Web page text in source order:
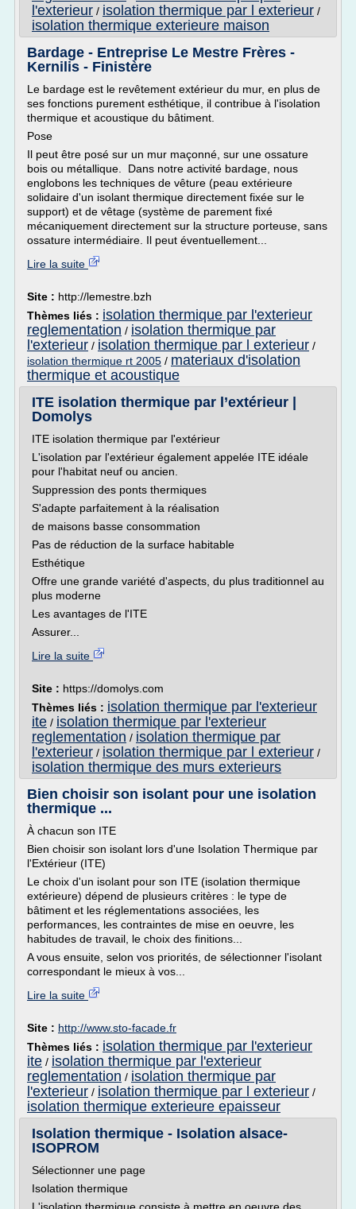
l'exterieur / isolation thermique par l exterieur /
isolation thermique exterieure maison
Bardage - Entreprise Le Mestre Frères -
Kernilis - Finistère
Le bardage est le revêtement extérieur du mur, en plus de
ses fonctions purement esthétique, il contribue à l'isolation
thermique et acoustique du bâtiment.
Pose
Il peut être posé sur un mur maçonné, sur une ossature
bois ou métallique. Dans notre activité bardage, nous
englobons les techniques de vêture (peau extérieure
solidaire d'un isolant thermique directement fixée sur le
support) et de vêtage (système de parement fixé
mécaniquement directement sur la structure porteuse, sans
ossature intermédiaire. Il peut éventuellement...
Lire la suite
Site : http://lemestre.bzh
Thèmes liés : isolation thermique par l'exterieur
reglementation / isolation thermique par
l'exterieur / isolation thermique par l exterieur /
isolation thermique rt 2005 / materiaux d'isolation
thermique et acoustique
ITE isolation thermique par l’extérieur |
Domolys
ITE isolation thermique par l'extérieur
L'isolation par l'extérieur également appelée ITE idéale
pour l'habitat neuf ou ancien.
Suppression des ponts thermiques
S'adapte parfaitement à la réalisation
de maisons basse consommation
Pas de réduction de la surface habitable
Esthétique
Offre une grande variété d'aspects, du plus traditionnel au
plus moderne
Les avantages de l'ITE
Assurer...
Lire la suite
Site : https://domolys.com
Thèmes liés : isolation thermique par l'exterieur
ite / isolation thermique par l'exterieur
reglementation / isolation thermique par
l'exterieur / isolation thermique par l exterieur /
isolation thermique des murs exterieurs
Bien choisir son isolant pour une isolation
thermique ...
À chacun son ITE
Bien choisir son isolant lors d'une Isolation Thermique par
l'Extérieur (ITE)
Le choix d'un isolant pour son ITE (isolation thermique
extérieure) dépend de plusieurs critères : le type de
bâtiment et les réglementations associées, les
performances, les contraintes de mise en oeuvre, les
habitudes de travail, le choix des finitions...
A vous ensuite, selon vos priorités, de sélectionner l'isolant
correspondant le mieux à vos...
Lire la suite
Site : http://www.sto-facade.fr
Thèmes liés : isolation thermique par l'exterieur
ite / isolation thermique par l'exterieur
reglementation / isolation thermique par
l'exterieur / isolation thermique par l exterieur /
isolation thermique exterieure epaisseur
Isolation thermique - Isolation alsace-
ISOPROM
Sélectionner une page
Isolation thermique